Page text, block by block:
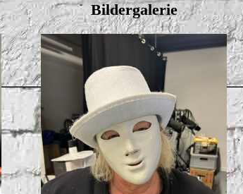
Bildergalerie